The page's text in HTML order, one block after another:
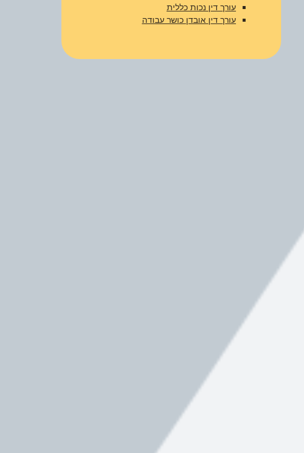
עורך דין נכות כללית
עורך דין אובדן כושר עבודה